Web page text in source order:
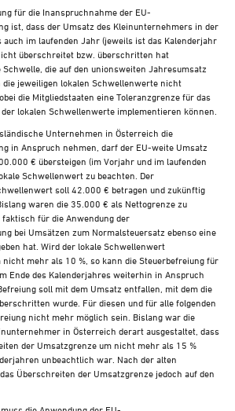
für die Inanspruchnahme der EU-
ist, dass der Umsatz des Kleinunternehmers in der
auch im laufenden Jahr (jeweils ist das Kalenderjahr
überschreitet bzw. überschritten hat
die auf den unionsweiten Jahresumsatz
die jeweiligen lokalen Schwellenwerte nicht
die Mitgliedstaaten eine Toleranzgrenze für das
lokalen Schwellenwerte implementieren können.
Unternehmen in Österreich die
in Anspruch nehmen, darf der EU-weite Umsatz
€ übersteigen (im Vorjahr und im laufenden
Schwellenwert zu beachten. Der
soll 42.000 € betragen und zukünftig
waren die 35.000 € als Nettogrenze zu
für die Anwendung der
bei Umsätzen zum Normalsteuersatz ebenso eine
hat. Wird der lokale Schwellenwert
mehr als 10 %, so kann die Steuerbefreiung für
Ende des Kalenderjahres weiterhin in Anspruch
soll mit dem Umsatz entfallen, mit dem die
wurde. Für diesen und für alle folgenden
nicht mehr möglich sein. Bislang war die
in Österreich derart ausgestaltet, dass
der Umsatzgrenze um nicht mehr als 15 %
unbeachtlich war. Nach der alten
Überschreiten der Umsatzgrenze jedoch auf den